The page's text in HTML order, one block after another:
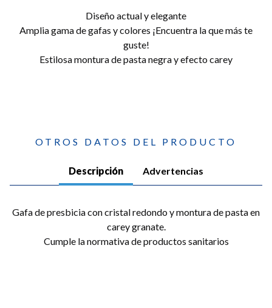
Diseño actual y elegante
Amplia gama de gafas y colores ¡Encuentra la que más te
guste!
Estilosa montura de pasta negra y efecto carey
OTROS DATOS DEL PRODUCTO
Descripción Advertencias
Gafa de presbicia con cristal redondo y montura de pasta en
carey granate.
Cumple la normativa de productos sanitarios